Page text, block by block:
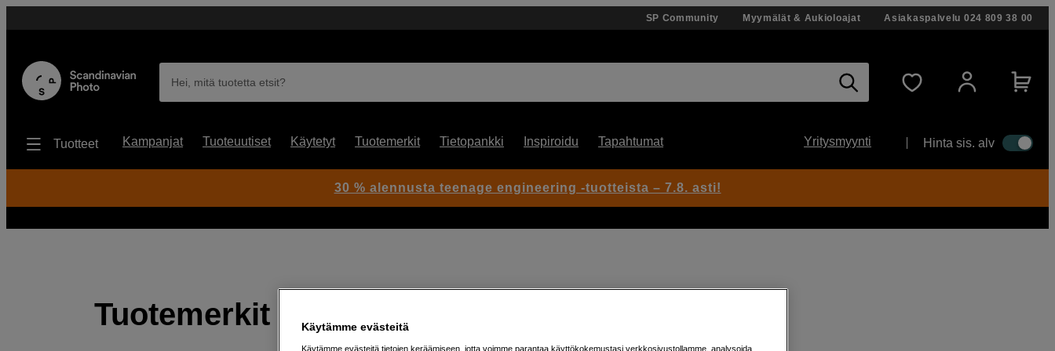
SP Community Myymälät & Aukioloajat Asiakaspalvelu 024 809 38 00
Hei, mitä tuotetta etsit?
Tuotteet Kampanjat Tuoteuutiset Käytetyt Tuotemerkit Tietopankki Inspiroidu Tapahtumat Yritysmyynti Hinta sis. alv
Tuotemerkit
30 % alennusta teenage engineering -tuotteista – 7.8. asti!
Käytämme evästeitä
Käytämme evästeitä tietojen keräämiseen, jotta voimme parantaa käyttökokemustasi verkkosivustollamme, analysoida